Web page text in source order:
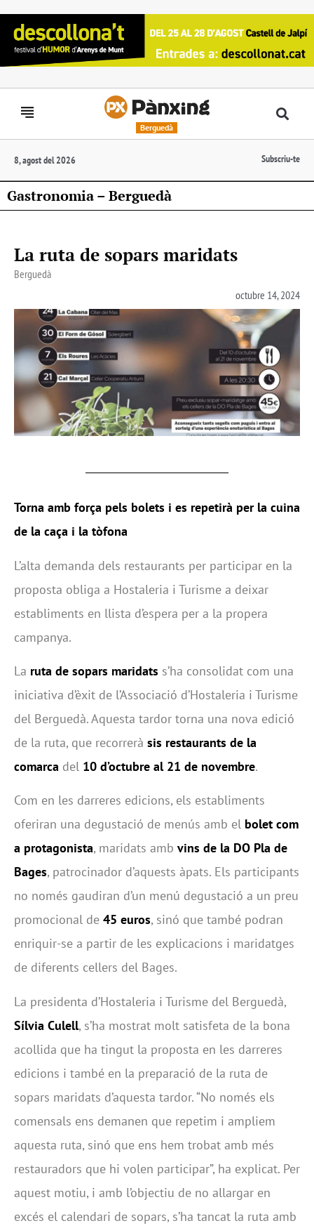
Berguedà
8, agost del 2026 Subscriu-te
Gastronomia – Berguedà
La ruta de sopars maridats
Berguedà
octubre 14, 2024
Torna amb força pels bolets i es repetirà per la cuina
de la caça i la tòfona
L’alta demanda dels restaurants per participar en la
proposta obliga a Hostaleria i Turisme a deixar
establiments en llista d’espera per a la propera
campanya.
La ruta de sopars maridats s’ha consolidat com una
iniciativa d’èxit de l’Associació d’Hostaleria i Turisme
del Berguedà. Aquesta tardor torna una nova edició
de la ruta, que recorrerà sis restaurants de la
comarca del 10 d’octubre al 21 de novembre.
Com en les darreres edicions, els establiments
oferiran una degustació de menús amb el bolet com
a protagonista, maridats amb vins de la DO Pla de
Bages, patrocinador d’aquests àpats. Els participants
no només gaudiran d’un menú degustació a un preu
promocional de 45 euros, sinó que també podran
enriquir-se a partir de les explicacions i maridatges
de diferents cellers del Bages.
La presidenta d’Hostaleria i Turisme del Berguedà,
Sílvia Culell, s’ha mostrat molt satisfeta de la bona
acollida que ha tingut la proposta en les darreres
edicions i també en la preparació de la ruta de
sopars maridats d’aquesta tardor. “No només els
comensals ens demanen que repetim i ampliem
aquesta ruta, sinó que ens hem trobat amb més
restauradors que hi volen participar”, ha explicat. Per
aquest motiu, i amb l’objectiu de no allargar en
excés el calendari de sopars, s’ha tancat la ruta amb